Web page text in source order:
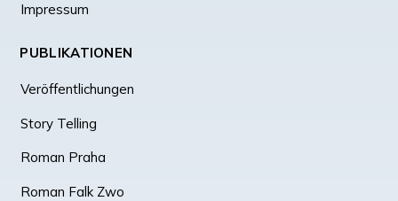
Impressum
PUBLIKATIONEN
Veröffentlichungen
Story Telling
Roman Praha
Roman Falk Zwo